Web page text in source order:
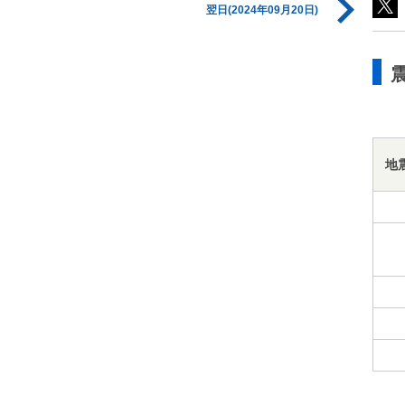
翌日(2024年09月20日)
地